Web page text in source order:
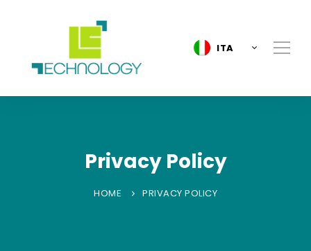
ITA
Privacy Policy
HOME PRIVACY POLICY